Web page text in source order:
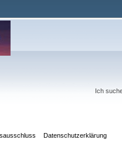
Ich
Datenschutzerklärung